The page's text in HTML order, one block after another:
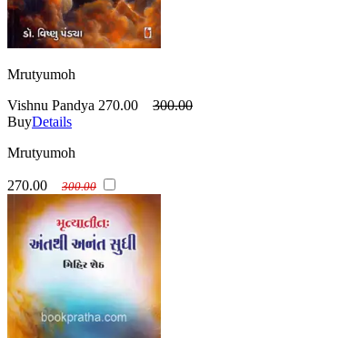
Mrutyumoh
Vishnu Pandya 270.00
300.00
BuyDetails
Mrutyumoh
270.00 300.00